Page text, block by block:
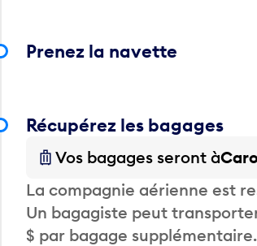
Prenez la navette
Récupérez les bagages
Vos bagages seront à
La compagnie aérienne est
Un bagagiste peut
$ par bagage